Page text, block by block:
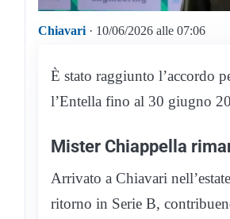
Chiavari · 10/06/2026 alle 07:06
È stato raggiunto l’accordo
l’Entella fino al 30 giugno
Mister Chiappella
Arrivato a Chiavari
ritorno in Serie B,